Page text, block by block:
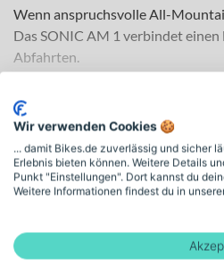
Wenn anspruchsvolle All-
Das SONIC AM 1 verbindet
Abfahrten.
Für welche Einsätze
Dieses E-MTB Fully richtet sich
der SR SUNTOUR ZERON 36
rollen in 29 Zoll und sorgen so für
Technisches Konzept
Der Carbonrahmen bildet die
auch für intensive Touren und
Wir verwenden Cookies 🍪
... damit Bikes.de zuverlässig und sicher
Erlebnis bieten können. Weitere Details
Punkt "Einstellungen". Dort kannst du
Weitere Informationen findest du in